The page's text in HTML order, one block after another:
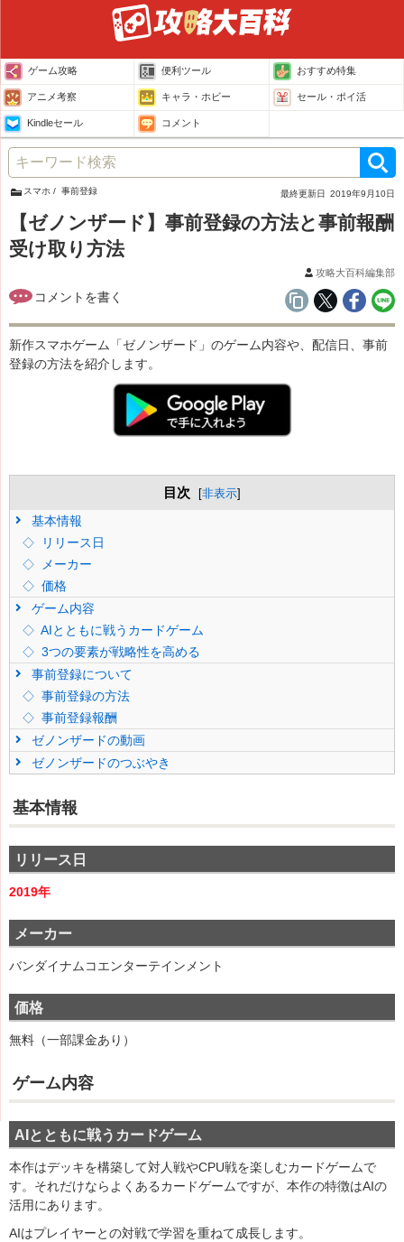
ゲーム攻略 便利ツール おすすめ特集
アニメ考察 キャラ・ホビー セール・ポイ活
Kindleセール コメント
スマホ 事前登録 最終更新日 2019年9月10日
【ゼノンザード】事前登録の方法と事前報酬
受け取り方法
攻略大百科編集部
新作スマホゲーム「ゼノンザード」のゲーム内容や、配信日、事前
登録の方法を紹介します。
目次 [非表示]
基本情報
リリース日
メーカー
価格
ゲーム内容
AIとともに戦うカードゲーム
3つの要素が戦略性を高める
事前登録について
事前登録の方法
事前登録報酬
ゼノンザードの動画
ゼノンザードのつぶやき
基本情報
リリース日
2019年
メーカー
バンダイナムコエンターテインメント
価格
無料（一部課金あり）
ゲーム内容
AIとともに戦うカードゲーム
本作はデッキを構築して対人戦やCPU戦を楽しむカードゲームで
す。それだけならよくあるカードゲームですが、本作の特徴はAIの
活用にあります。
AIはプレイヤーとの対戦で学習を重ねて成長します。